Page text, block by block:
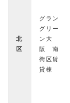
北
区
グラン
グリー
ン大
阪 南
街区賃
貸棟